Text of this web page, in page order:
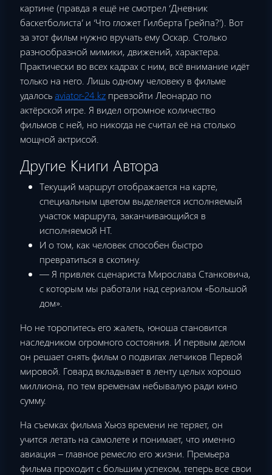
картине (правда я ещё не смотрел ‘Дневник
баскетболиста’ и ‘Что гложет Гилберта Грейпа?’). Вот
за этот фильм нужно вручать ему Оскар. Столько
разнообразной мимики, движений, характера.
Практически во всех кадрах с ним, всё внимание идёт
только на него. Лишь одному человеку в фильме
удалосьaviator-24.kz превзойти Леонардо по
актёрской игре. Я видел огромное количество
фильмов с ней, но никогда не считал её на столько
мощной актрисой.
Другие Книги Автора
Текущий маршрут отображается на карте,
специальным цветом выделяется исполняемый
участок маршрута, заканчивающийся в
исполняемой НТ.
И о том, как человек способен быстро
превратиться в скотину.
— Я привлек сценариста Мирослава Станковича,
с которым мы работали над сериалом «Большой
дом».
Но не торопитесь его жалеть, юноша становится
наследником огромного состояния. И первым делом
он решает снять фильм о подвигах летчиков Первой
мировой. Говард вкладывает в ленту целых хорошо
миллиона, по тем временам небывалую ради кино
сумму.
На съемках фильма Хьюз времени не теряет, он
учится летать на самолете и понимает, что именно
авиация – главное ремесло его жизни. Премьера
фильма проходит с большим успехом, теперь все свои